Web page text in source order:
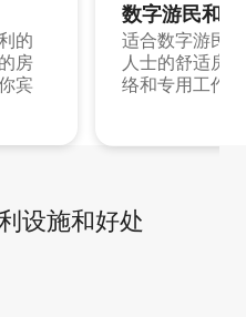
的
房
宾
数字游民和
适合数字游民
人士的舒适房
络和专用工作
设施和好处